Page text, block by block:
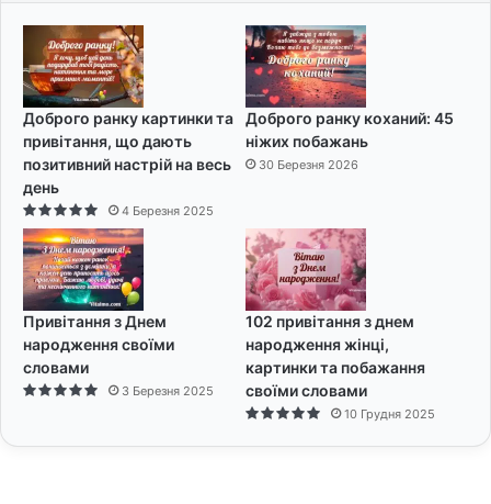
Доброго ранку картинки та
привітання, що дають
позитивний настрій на весь
день
4 Березня 2025
Доброго ранку коханий: 45
ніжих побажань
30 Березня 2026
Привітання з Днем
народження своїми
словами
3 Березня 2025
102 привітання з днем
народження жінці,
картинки та побажання
своїми словами
10 Грудня 2025